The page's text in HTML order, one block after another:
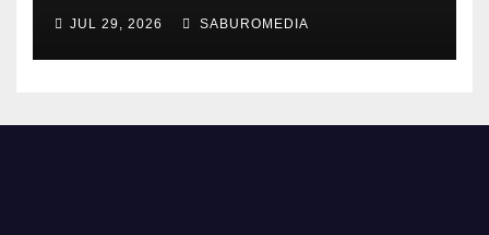
JUL 29, 2026 SABUROMEDIA